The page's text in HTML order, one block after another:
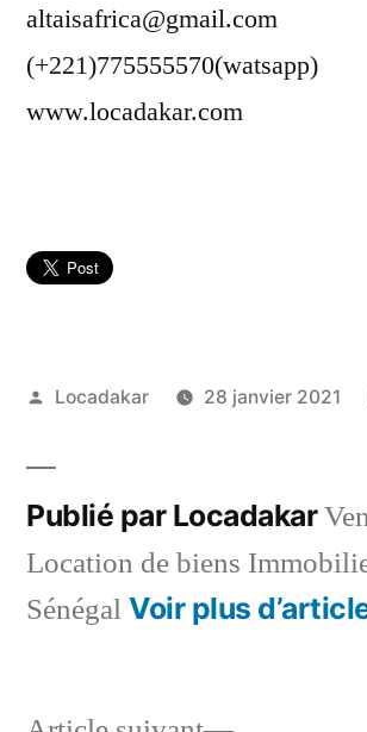
altaisafrica@gmail.com
(+221)775555570(watsapp)
www.locadakar.com
Publié
Locadakar 28 janvier 2021
Publié par Locadakar
Location de biens
Sénégal Voir plus